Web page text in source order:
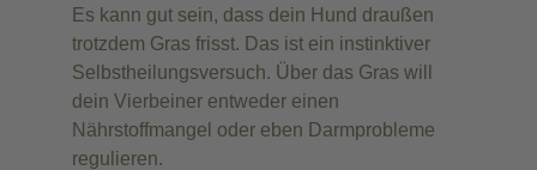
Es kann gut sein, dass dein Hund draußen
trotzdem Gras frisst. Das ist ein instinktiver
Selbstheilungsversuch. Über das Gras will
dein Vierbeiner entweder einen
Nährstoffmangel oder eben Darmprobleme
regulieren.